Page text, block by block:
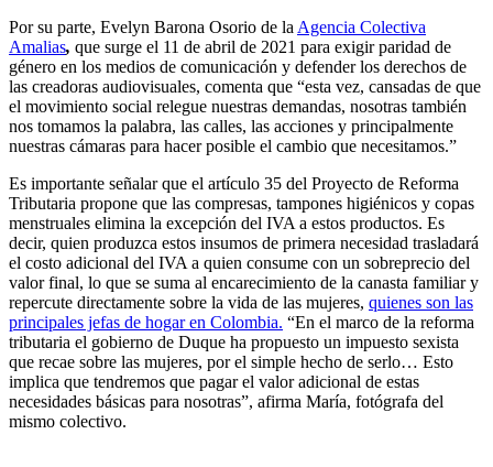
Por su parte, Evelyn Barona Osorio de la Agencia Colectiva
Amalias, que surge el 11 de abril de 2021 para exigir paridad de
género en los medios de comunicación y defender los derechos de
las creadoras audiovisuales, comenta que “esta vez, cansadas de que
el movimiento social relegue nuestras demandas, nosotras también
nos tomamos la palabra, las calles, las acciones y principalmente
nuestras cámaras para hacer posible el cambio que necesitamos.”
Es importante señalar que el artículo 35 del Proyecto de Reforma
Tributaria propone que las compresas, tampones higiénicos y copas
menstruales elimina la excepción del IVA a estos productos. Es
decir, quien produzca estos insumos de primera necesidad trasladará
el costo adicional del IVA a quien consume con un sobreprecio del
valor final, lo que se suma al encarecimiento de la canasta familiar y
repercute directamente sobre la vida de las mujeres, quienes son las
principales jefas de hogar en Colombia. “En el marco de la reforma
tributaria el gobierno de Duque ha propuesto un impuesto sexista
que recae sobre las mujeres, por el simple hecho de serlo… Esto
implica que tendremos que pagar el valor adicional de estas
necesidades básicas para nosotras”, afirma María, fotógrafa del
mismo colectivo.